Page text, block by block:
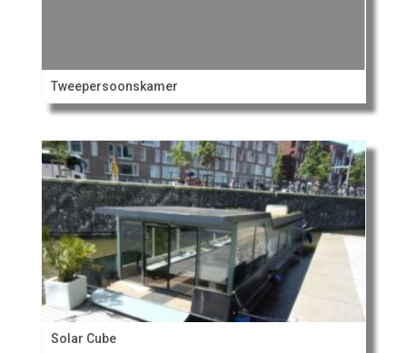
Tweepersoonskamer
Solar Cube